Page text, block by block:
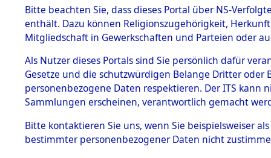
BESTÄNDE
1.
mente
5. Verschiedenes
5.3
Todesmärsche
5.3.1 Alliierte
Erhebungen
zu
Todesmärsch
auf dem
vorm
Bitte beachten Sie, dass dieses Portal über NS-
enthält. Dazu können Religionszugehörigkeit,
Mitgliedschaft in Gewerkschaften und Parteien oder
Als Nutzer dieses Portals sind Sie persönlich dafür
Gesetze und die schutzwürdigen Belange Dritter
personenbezogene Daten respektieren. Der ITS
Sammlungen erscheinen, verantwortlich gemacht
Bitte kontaktieren Sie uns, wenn Sie beispielsweiser
bestimmter personenbezogener Daten nicht